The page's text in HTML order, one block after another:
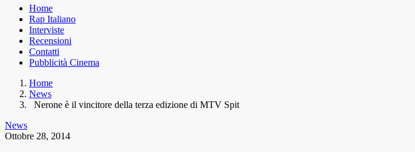
Home
Rap Italiano
Interviste
Recensioni
Contatti
Pubblicità Cinema
Home
News
Nerone è il vincitore della terza edizione di MTV Spit
News
Ottobre 28, 2014